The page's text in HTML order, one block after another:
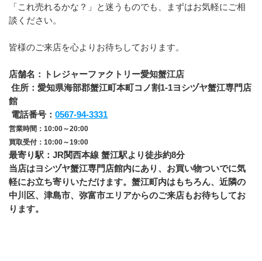
「これ売れるかな？」と迷うものでも、まずはお気軽にご相
談ください。
皆様のご来店を心よりお待ちしております。
店舗名：トレジャーファクトリー愛知蟹江店
館
電話番号： 0567-94-3331
営業時間：10:00～20:00
買取受付：10:00～19:00
最寄り駅：JR関西本線 蟹江駅より徒歩約8分
当店はヨシヅヤ蟹江専門店館内にあり、お買い物ついでに気
軽にお立ち寄りいただけます。蟹江町内はもちろん、近隣の
中川区、津島市、弥富市エリアからのご来店もお待ちしてお
ります。